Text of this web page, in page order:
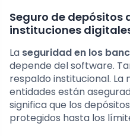
Seguro de depósitos
instituciones
La seguridad en los
depende del software.
respaldo institucional. La
entidades están
significa que los
protegidos hasta los